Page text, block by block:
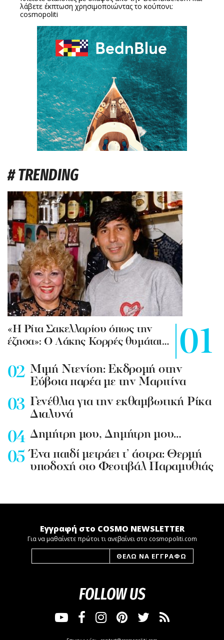
λάβετε έκπτωση χρησιμοποιώντας το κούπονι:
cosmopoliti
# TRENDING
«Η Ρίτα Σακελλαρίου όπως την
έζησα»: Ο Λάκης Κορρές θυμάται…
Mιμή Ντενίση: Εκδρομή στην
Εύβοια παρέα με την Μαριτίνα
Γενέθλια για την εκθαμβωτική Ρίκα
Διαλυνά
Δημήτρη μου, Δημήτρη μου…
Ένα παιδί μετράει τ’ άστρα: Θερμή
υποδοχή στο Φεστιβάλ Παραμυθιάς
Εγγραφή στο COSMO NEWSLETTER
Για να μαθαίνετε πρώτοι τι ανεβαίνει στο cosmopoliti.com
FOLLOW US